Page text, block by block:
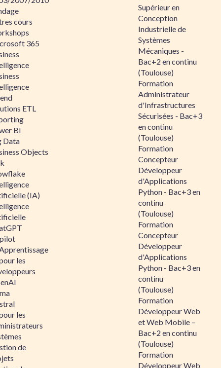
cours
365
ETL
BI
Data
Objects
(IA)
les
les
de
Supérieur en
Conception
Industrielle de
Systèmes
Mécaniques -
Bac+2 en continu
(Toulouse)
Formation
Administrateur
d'Infrastructures
Sécurisées - Bac+3
en continu
(Toulouse)
Formation
Concepteur
Développeur
d'Applications
Python - Bac+3 en
continu
(Toulouse)
Formation
Concepteur
Développeur
d'Applications
Python - Bac+3 en
continu
(Toulouse)
Formation
Développeur Web
et Web Mobile –
Bac+2 en continu
(Toulouse)
Formation
Développeur Web